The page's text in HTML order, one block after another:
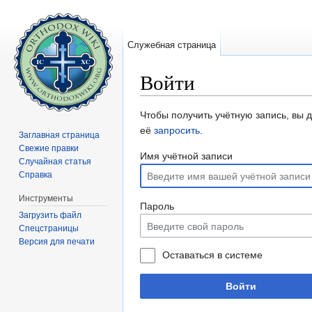
Войти
Чтобы получить учётную запись, вы
её запросить.
Имя учётной записи
Пароль
Оставаться в системе
Войти
Служебная страница
Заглавная страница
Свежие правки
Случайная статья
Справка
Инструменты
Загрузить файл
Спецстраницы
Версия для печати